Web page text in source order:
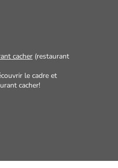
cacher (restaurant
le cadre et
cacher!